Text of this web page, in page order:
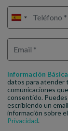
Información
datos para atender
comunicaciones
consentido.
escribiendo un
información sobre
Privacidad.